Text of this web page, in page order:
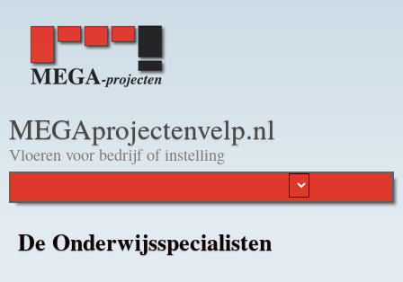
MEGAprojectenvelp.nl
Vloeren voor bedrijf of instelling
De Onderwijsspecialisten